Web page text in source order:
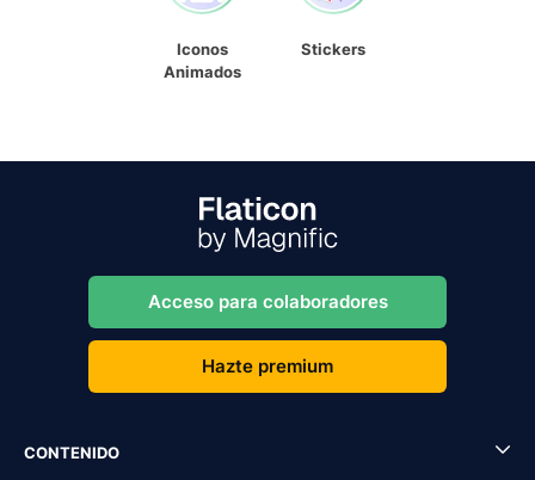
Iconos
Animados
Stickers
Acceso para colaboradores
Hazte premium
CONTENIDO